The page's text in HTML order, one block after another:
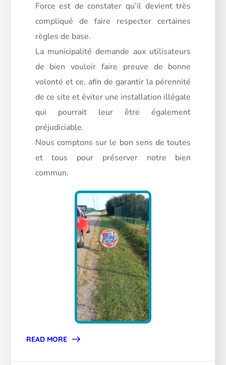
Force est de constater qu’il devient très
compliqué de faire respecter certaines
règles de base.
La municipalité demande aux utilisateurs
de bien vouloir faire preuve de bonne
volonté et ce, afin de garantir la pérennité
de ce site et éviter une installation illégale
qui pourrait leur être également
préjudiciable.
Nous comptons sur le bon sens de toutes
et tous pour préserver notre bien
commun.
READ MORE